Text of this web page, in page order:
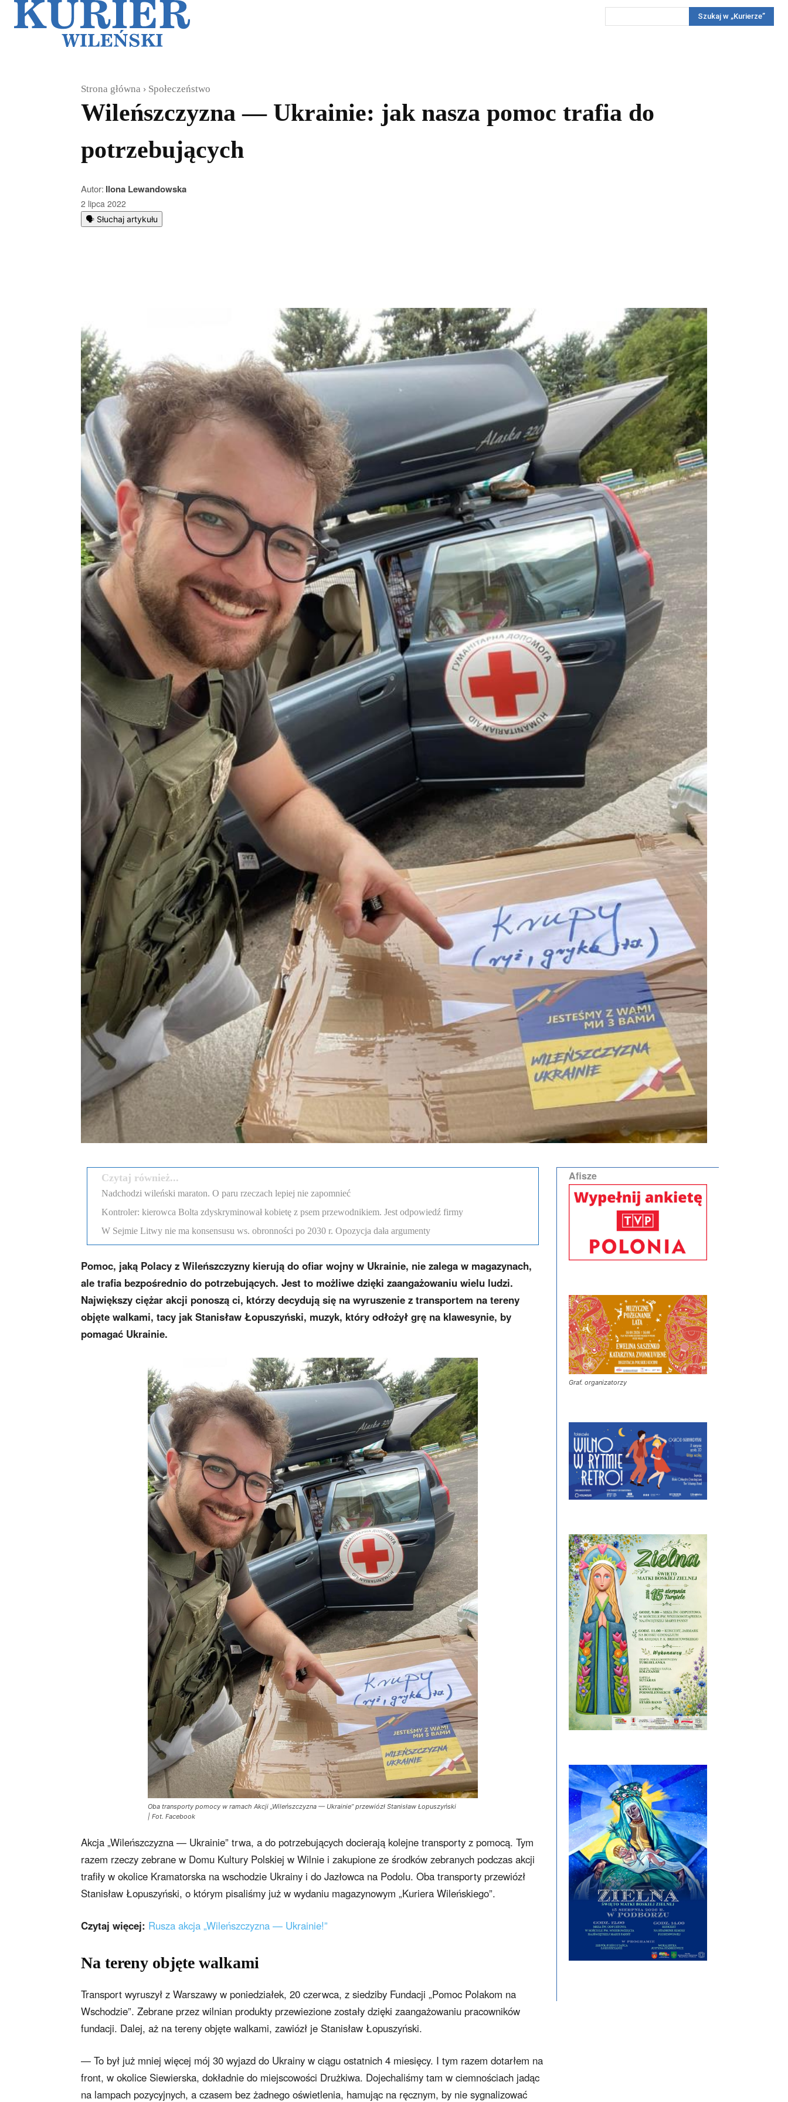
Reportaż KonkursyWięcej
Szukaj w „Kurierze”
Strona główna Społeczeństwo
Wileńszczyzna — Ukrainie: jak nasza pomoc trafia do
potrzebujących
Autor: Ilona Lewandowska
2 lipca 2022
🗣️ Słuchaj artykułu
Czytaj również...
Nadchodzi wileński maraton. O paru rzeczach lepiej nie zapomnieć
Kontroler: kierowca Bolta zdyskryminował kobietę z psem przewodnikiem. Jest odpowiedź firmy
W Sejmie Litwy nie ma konsensusu ws. obronności po 2030 r. Opozycja dała argumenty
Pomoc, jaką Polacy z Wileńszczyzny kierują do ofiar wojny w Ukrainie, nie zalega w magazynach,
ale trafia bezpośrednio do potrzebujących. Jest to możliwe dzięki zaangażowaniu wielu ludzi.
Największy ciężar akcji ponoszą ci, którzy decydują się na wyruszenie z transportem na tereny
objęte walkami, tacy jak Stanisław Łopuszyński, muzyk, który odłożył grę na klawesynie, by
pomagać Ukrainie.
Oba transporty pomocy w ramach Akcji „Wileńszczyzna — Ukrainie” przewiózł Stanisław Łopuszyński
| Fot. Facebook
Akcja „Wileńszczyzna — Ukrainie” trwa, a do potrzebujących docierają kolejne transporty z pomocą. Tym
razem rzeczy zebrane w Domu Kultury Polskiej w Wilnie i zakupione ze środków zebranych podczas akcji
trafiły w okolice Kramatorska na wschodzie Ukrainy i do Jazłowca na Podolu. Oba transporty przewiózł
Stanisław Łopuszyński, o którym pisaliśmy już w wydaniu magazynowym „Kuriera Wileńskiego”.
Czytaj więcej: Rusza akcja „Wileńszczyzna — Ukrainie!”
Na tereny objęte walkami
Transport wyruszył z Warszawy w poniedziałek, 20 czerwca, z siedziby Fundacji „Pomoc Polakom na
Wschodzie”. Zebrane przez wilnian produkty przewiezione zostały dzięki zaangażowaniu pracowników
fundacji. Dalej, aż na tereny objęte walkami, zawiózł je Stanisław Łopuszyński.
— To był już mniej więcej mój 30 wyjazd do Ukrainy w ciągu ostatnich 4 miesięcy. I tym razem dotarłem na
front, w okolice Siewierska, dokładnie do miejscowości Drużkiwa. Dojechaliśmy tam w ciemnościach jadąc
na lampach pozycyjnych, a czasem bez żadnego oświetlenia, hamując na ręcznym, by nie sygnalizować
Afisze
Graf. organizatorzy